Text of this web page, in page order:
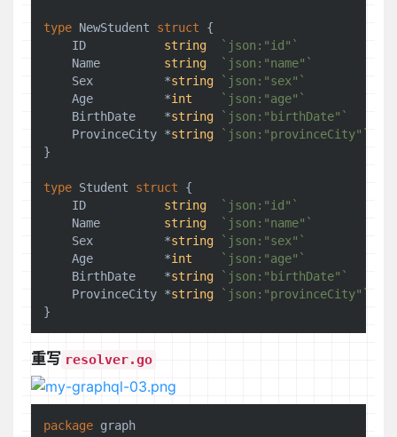
type NewStudent struct {
    ID
string
`json:"id"`
    Name
string
`json:"name"`
    Sex          *
string
`json:"sex"`
    Age          *
int
`json:"age"`
    BirthDate    *
string
`json:"birthDate"`
    ProvinceCity *
string
`json:"provinceCity"`
}
type Student struct {
    ID
string
`json:"id"`
    Name
string
`json:"name"`
    Sex          *
string
`json:"sex"`
    Age          *
int
`json:"age"`
    BirthDate    *
string
`json:"birthDate"`
    ProvinceCity *
string
`json:"provinceCity"`
重写 resolver.go
package graph